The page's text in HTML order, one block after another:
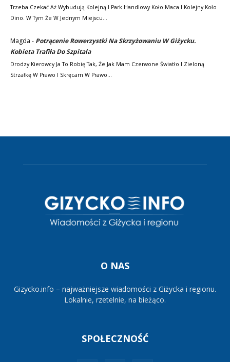
Trzeba Czekać Aż Wybudują Kolejną I Park Handlowy Koło Maca I Kolejny Koło
Dino. W Tym Że W Jednym Miejscu…
Magda - Potrącenie Rowerzystki Na Skrzyżowaniu W Giżycku.
Kobieta Trafiła Do Szpitala
Drodzy Kierowcy Ja To Robię Tak, Że Jak Mam Czerwone Światło I Zieloną
Strzałkę W Prawo I Skręcam W Prawo…
O NAS
Gizycko.info – najważniejsze wiadomości z Giżycka i regionu.
Lokalnie, rzetelnie, na bieżąco.
SPOŁECZNOŚĆ